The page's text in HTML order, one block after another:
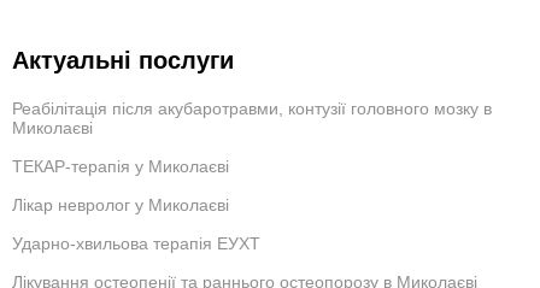
Актуальні послуги
Реабілітація після акубаротравми, контузії головного мозку в
Миколаєві
ТЕКАР-терапія у Миколаєві
Лікар невролог у Миколаєві
Ударно-хвильова терапія ЕУХТ
Лікування остеопенії та раннього остеопорозу в Миколаєві